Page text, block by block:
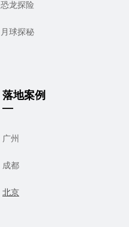
落地案例
—
广州
成都
北京
恐龙探险
月球探秘